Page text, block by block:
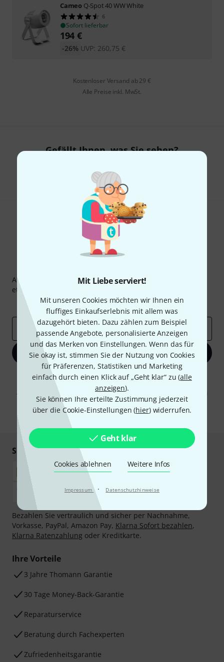
Mit Liebe serviert!
Mit unseren Cookies möchten wir Ihnen ein
fluffiges Einkaufserlebnis mit allem was
dazugehört bieten. Dazu zählen zum Beispiel
passende Angebote, personalisierte Anzeigen
und das Merken von Einstellungen. Wenn das für
Sie okay ist, stimmen Sie der Nutzung von Cookies
für Präferenzen, Statistiken und Marketing
einfach durch einen Klick auf „Geht klar“ zu (alle
anzeigen).
Sie können Ihre erteilte Zustimmung jederzeit
über die Cookie-Einstellungen (hier) widerrufen.
Geht klar
Cookies ablehnen Weitere Infos
Impressum · Datenschutzhinweise
Cameo Q-Spot 40 WW White
6
Sofort lieferbar
194 €
UVP: 260,75 €
-26%
Kostenloser Versand ab 29 €
Alle Preise inkl. MwSt.
Gefällt Ihnen, was Sie sehen?
Hilfe & Feedback
Abonniere den Thomann Newsletter und gewinne mit
etwas Glück einen von
Inspirierende Beiträge
Deals Thomann Insights
E-Mail-Adresse *
Jetzt anmelden
Mit Klick auf „Jetzt anmelden“ stimmen Sie dem Erhalt von E-Mail-
Werbung und einer Messung des E-Mail-Nutzungsverhaltens zu. Die
Abmeldung ist jederzeit möglich. Weitere Informationen finden Sie in
unserenDatenschutzhinweisen.
* Pflichtfeld
Sicher einkaufen & bezahlen
Bezahlen Sie vertraulich und sicher per Nachnahme,
Vorkasse, PayPal, Amazon Pay, Klarna Sofort bezahlen,
Klarna Ratenzahlung oder Kreditkarte.
Ihre Vorteile
3 Jahre Thomann Garantie
30 Tage Money-Back-Garantie
Reparaturservice
Beratung durch Fachexperten
Zufriedenheitsgarantie